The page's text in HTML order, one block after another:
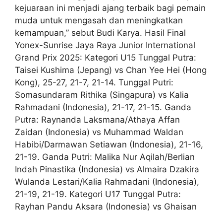
kejuaraan ini menjadi ajang terbaik bagi pemain
muda untuk mengasah dan meningkatkan
kemampuan,” sebut Budi Karya. Hasil Final
Yonex-Sunrise Jaya Raya Junior International
Grand Prix 2025: Kategori U15 Tunggal Putra:
Taisei Kushima (Jepang) vs Chan Yee Hei (Hong
Kong), 25-27, 21-7, 21-14. Tunggal Putri:
Somasundaram Rithika (Singapura) vs Kalia
Rahmadani (Indonesia), 21-17, 21-15. Ganda
Putra: Raynanda Laksmana/Athaya Affan
Zaidan (Indonesia) vs Muhammad Waldan
Habibi/Darmawan Setiawan (Indonesia), 21-16,
21-19. Ganda Putri: Malika Nur Aqilah/Berlian
Indah Pinastika (Indonesia) vs Almaira Dzakira
Wulanda Lestari/Kalia Rahmadani (Indonesia),
21-19, 21-19. Kategori U17 Tunggal Putra:
Rayhan Pandu Aksara (Indonesia) vs Ghaisan